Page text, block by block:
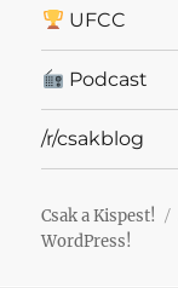
UFCC
Podcast
/r/csakblog
Csak a Kispest!
WordPress!